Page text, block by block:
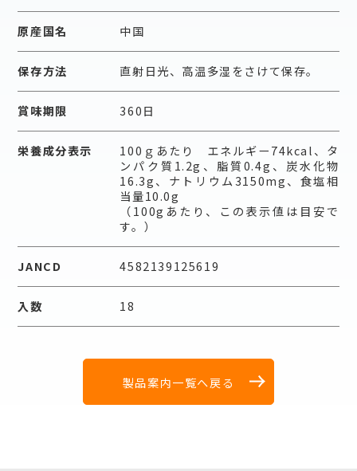
原産国名 中国
保存方法 直射日光、高温多湿をさけて保存。
賞味期限 360日
栄養成分表示
100ｇあたり エネルギー74kcal、タ
ンパク質1.2g、脂質0.4g、炭水化物
16.3g、ナトリウム3150mg、食塩相
当量10.0g
（100gあたり、この表示値は目安で
す。）
JANCD 4582139125619
入数 18
製品案内一覧へ戻る